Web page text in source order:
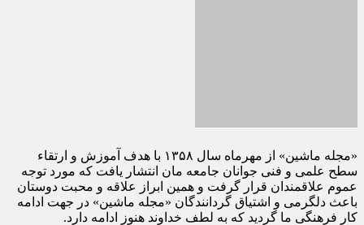
«مجله ماشین» از مهرماه سال ۱۳۵۸ با هدف آموزش و ارتقاء
سطح علمی و فنی جوانان جامعه مان انتشار یافت که مورد توجه
عموم علاقمندان قرار گرفت و همین ابراز علاقه و محبت دوستان
باعث دلگرمی و اشتیاق گردانندگان «مجله ماشین» در جهت ادامه
کار فرهنگی ما گردید که به لطف خداوند هنوز ادامه دارد.